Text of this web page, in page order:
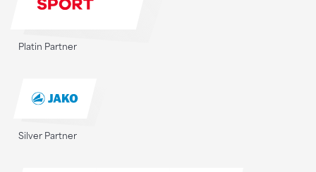
Platin Partner
Silver Partner